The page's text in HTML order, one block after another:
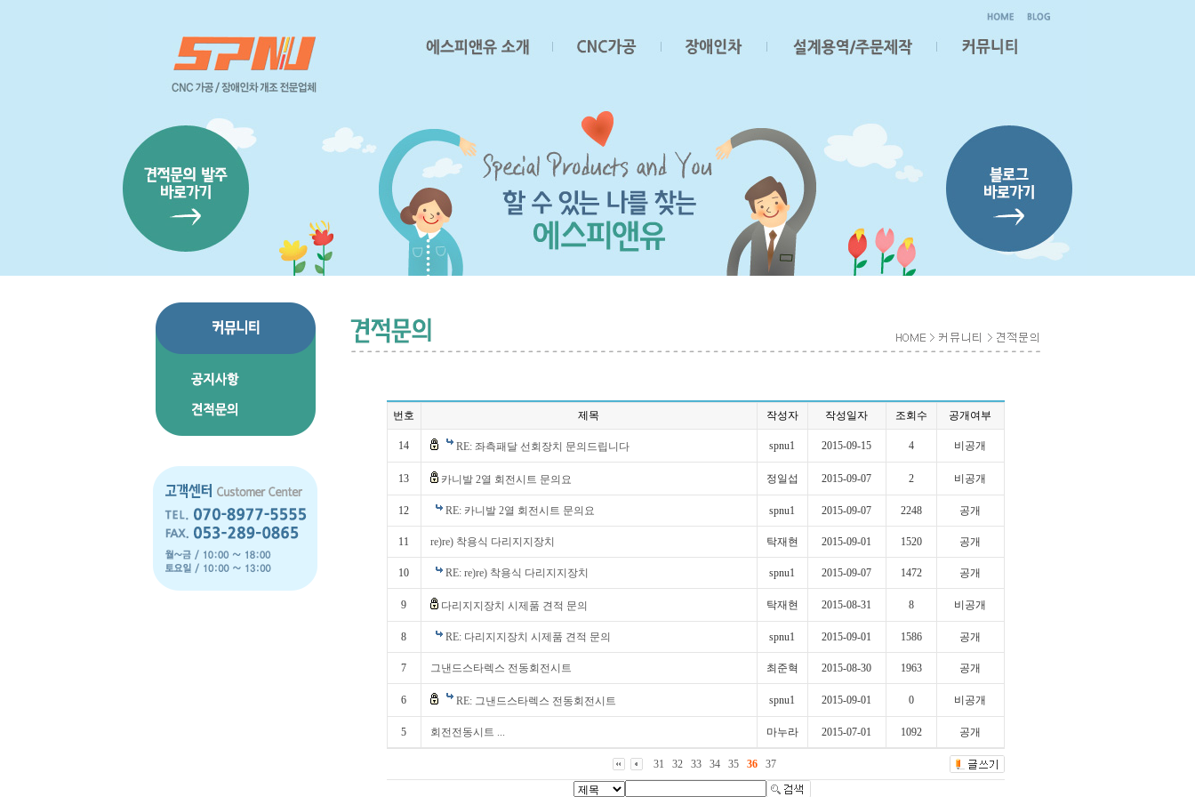
번호 제목 작성자 작성일자 조회수 공개여부
14 RE: 좌측패달 선회장치 문의드립니다 spnu1 2015-09-15 4 비공개
13 카니발 2열 회전시트 문의요 정일섭 2015-09-07 2 비공개
12 RE: 카니발 2열 회전시트 문의요 spnu1 2015-09-07 2248 공개
11 re)re) 착용식 다리지지장치 탁재현 2015-09-01 1520 공개
10 RE: re)re) 착용식 다리지지장치 spnu1 2015-09-07 1472 공개
9 다리지지장치 시제품 견적 문의 탁재현 2015-08-31 8 비공개
8 RE: 다리지지장치 시제품 견적 문의 spnu1 2015-09-01 1586 공개
7 그낸드스타렉스 전동회전시트 최준혁 2015-08-30 1963 공개
6 RE: 그낸드스타렉스 전동회전시트 spnu1 2015-09-01 0 비공개
5 회전전동시트 ... 마누라 2015-07-01 1092 공개
31 32 33 34 35 36 37